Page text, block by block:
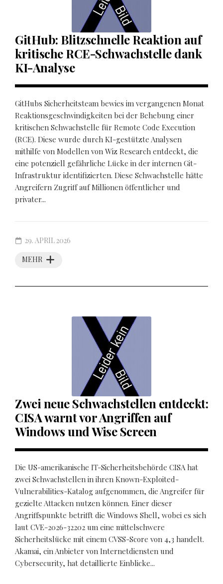
GitHub: Blitzschnelle Reaktion auf
kritische RCE-Schwachstelle dank
KI-Analyse
GitHubs Sicherheitsteam bewies im vergangenen Monat
Reaktionsgeschwindigkeiten bei der Behebung einer
kritischen Schwachstelle für Remote Code Execution
(RCE). Diese wurde durch KI-gestützte Analysen
mithilfe von Modellen von Wiz Research entdeckt, die
eine potenziell gefährliche Lücke in der internen Git-
Infrastruktur identifizierten. Diese Schwachstelle hätte
Angreifern Zugriff auf Millionen öffentlicher und
privater...
MEHR
29. APRIL 2026
Zwei neue Schwachstellen entdeckt:
CISA warnt vor Angriffen auf
Windows und Wise Screen
Die US-amerikanische IT-Sicherheitsbehörde CISA hat
zwei Schwachstellen in ihren Known-Exploited-
Vulnerabilities-Katalog aufgenommen, die Angreifer für
gezielte Attacken nutzen können. Einer dieser
Angriffspunkte betrifft die Windows Shell, wobei es sich
laut CVE-2026-32202 um eine mittelschwere
Sicherheitslücke mit einem CVSS-Score von 4,3 handelt.
Akamai, ein Anbieter von Internetdiensten und
Cybersecurity, hat detaillierte Einblicke...